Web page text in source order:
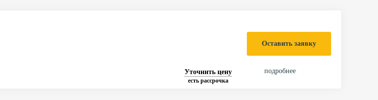
Уточнить цену
есть рассрочка
Оставить заявку
подробнее